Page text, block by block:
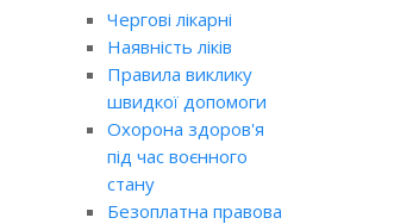
Чергові лікарні
Наявність ліків
Правила виклику
швидкої допомоги
Охорона здоров'я
під час воєнного
стану
Безоплатна правова